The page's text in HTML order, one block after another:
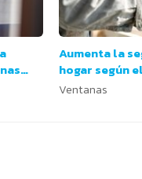
Aumenta la
hogar según
ventana
Ventanas